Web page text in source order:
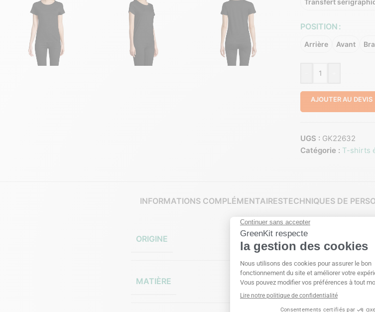
POSITION
Arrière Avant
AJOUTER AU DEVIS
UGS : GK22632
Catégorie : T-shirts
INFORMATIONS COMPLÉMENTAIRESTECHNIQUES DE
ORIGINE
MATIÈRE